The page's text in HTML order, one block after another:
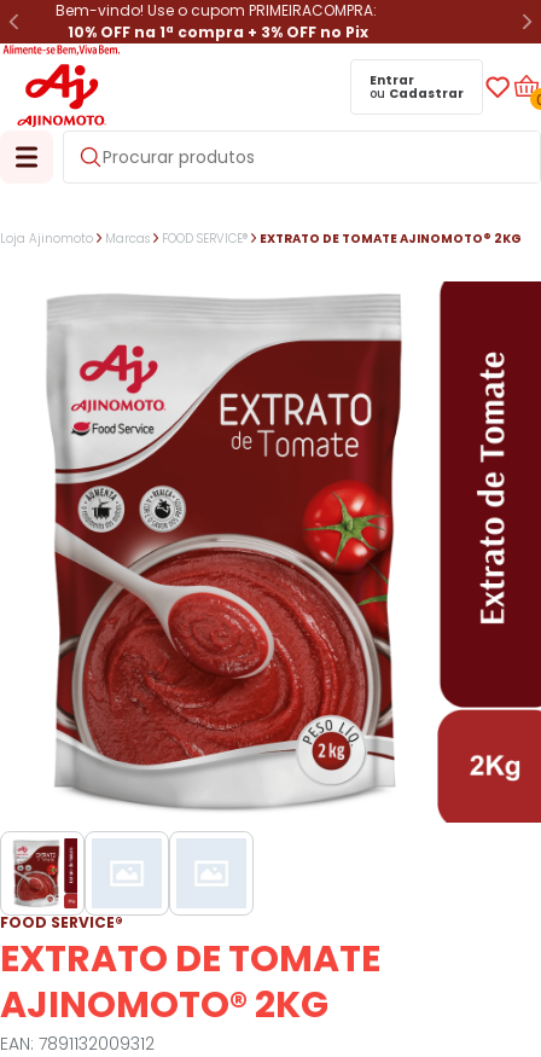
Bem-vindo! Use o cupom PRIMEIRACOMPRA:
10% OFF na 1ª compra + 3% OFF no Pix
Entrar
ou Cadastrar
Loja Ajinomoto Marcas FOOD SERVICE® EXTRATO DE TOMATE AJINOMOTO® 2KG
FOOD SERVICE®
EXTRATO DE TOMATE
AJINOMOTO® 2KG
EAN: 7891132009312